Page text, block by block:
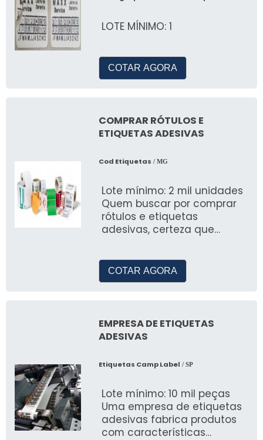
LOTE MÍNIMO: 1
COTAR AGORA
COMPRAR RÓTULOS E
ETIQUETAS ADESIVAS
Cod Etiquetas / MG
Lote mínimo: 2 mil unidades
Quem buscar por comprar
rótulos e etiquetas
adesivas, certeza que
COTAR AGORA
EMPRESA DE ETIQUETAS
ADESIVAS
Etiquetas Camp Label / SP
Lote mínimo: 10 mil peças
Uma empresa de etiquetas
adesivas fabrica produtos
com características